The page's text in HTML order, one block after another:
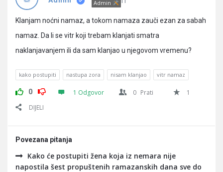
Admin
Klanjam noćni namaz, a tokom namaza zauči ezan za sabah
namaz. Da li se vitr koji trebam klanjati smatra
naklanjavanjem ili da sam klanjao u njegovom vremenu?
kako postupiti nastupa zora nisam klanjao vitr namaz
0 1 Odgovor 0 Prati
1
DIJELI
Povezana pitanja
Kako će postupiti žena koja iz nemara nije
napostila šest propuštenih ramazanskih dana sve do